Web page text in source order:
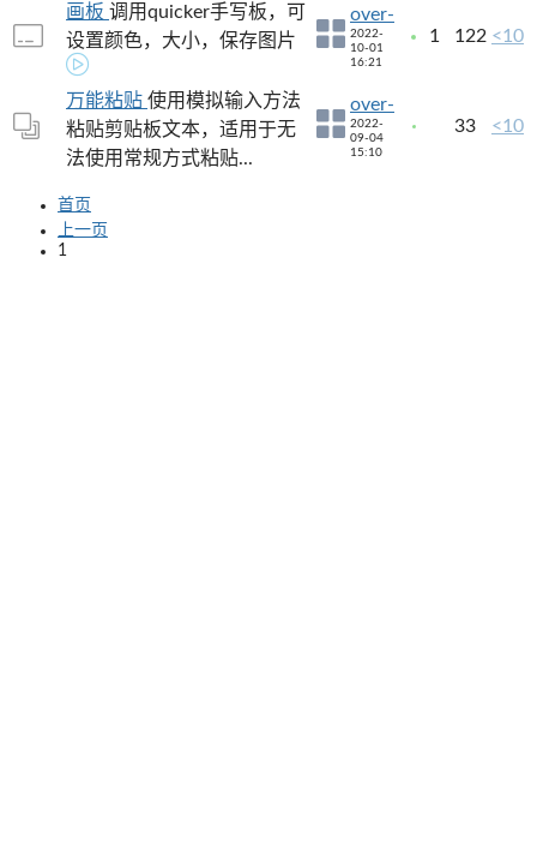
画板 调用quicker手写板，可
设置颜色，大小，保存图片
over-
2022-
10-01
16:21
1 122 <10
万能粘贴 使用模拟输入方法
粘贴剪贴板文本，适用于无
法使用常规方式粘贴...
over-
2022-
09-04
15:10
33 <10
首页
上一页
1